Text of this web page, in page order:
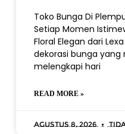
Toko Bunga Di
Setiap Momen
Floral Elegan dari
dekorasi bunga
melengkapi hari
READ MORE »
Agustus 8, 2026